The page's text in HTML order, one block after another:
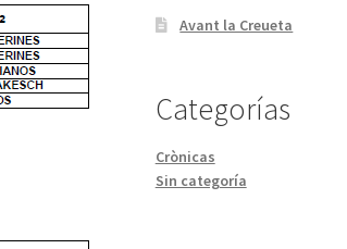
Avant la Creueta
Categorías
Crònicas
Sin categoría